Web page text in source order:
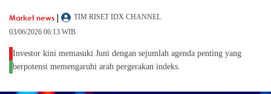
Market news |
TIM RISET IDX CHANNEL
03/06/2026 06:13 WIB
Investor kini memasuki Juni dengan sejumlah agenda penting yang
berpotensi memengaruhi arah pergerakan indeks.